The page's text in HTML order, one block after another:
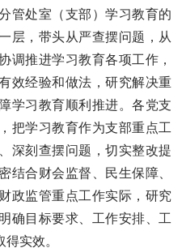
管处室（支部）学习教育的
层，带头从严查摆问题，从
调推进学习教育各项工作，
效经验和做法，研究解决重
学习教育顺利推进。各党支
把学习教育作为支部重点工
深刻查摆问题，切实整改提
结合财会监督、民生保障、
政监管重点工作实际，研究
确目标要求、工作安排、工
得实效。